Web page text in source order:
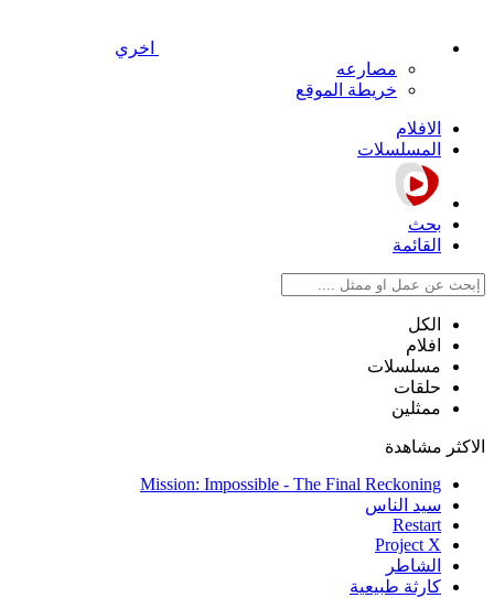
اخري
مصارعه
خريطة الموقع
الافلام
المسلسلات
بحث
القائمة
الكل
افلام
مسلسلات
حلقات
ممثلين
الاكثر مشاهدة
Mission: Impossible - The Final Reckoning
سيد الناس
Restart
Project X
الشاطر
كارثة طبيعية